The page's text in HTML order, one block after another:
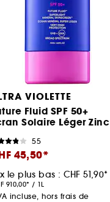
VIOLETTE
Fluid SPF 50+
Solaire Léger Zinc
55
45,50
le plus bas : CHF 51,90
910,00 / 1L
incluse, hors frais de